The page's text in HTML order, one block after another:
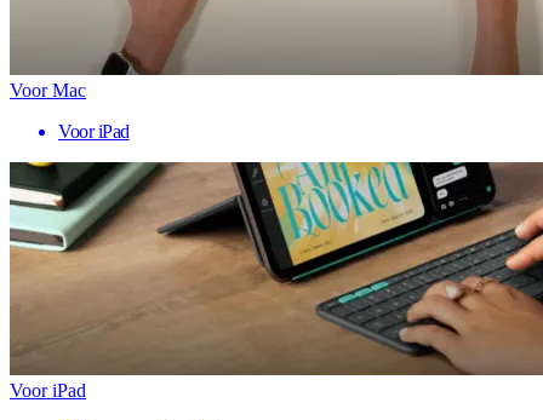
Voor Mac
Voor iPad
Voor iPad